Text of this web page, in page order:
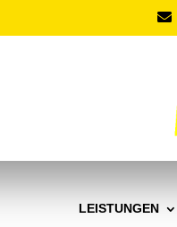
LEISTUNGEN